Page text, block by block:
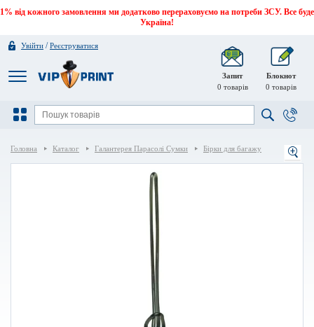
1% від кожного замовлення ми додатково перераховуємо на потреби ЗСУ. Все буде
Україна!
Увійти /Реєструватися
Запит
0 товарів
Блокнот
0 товарів
Головна Каталог Галантерея Парасолі Сумки Бірки для багажу